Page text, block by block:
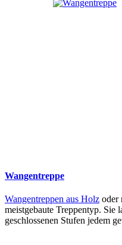
Wangentreppe
Wangentreppen aus Holz oder
meistgebaute Treppentyp. Sie
geschlossenen Stufen jedem